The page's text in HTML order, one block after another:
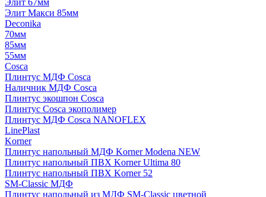
Элит 67мм
Элит Макси 85мм
Deconika
70мм
85мм
55мм
Cosca
Плинтус МДФ Cosca
Наличник МДФ Cosca
Плинтус экошпон Cosca
Плинтус Cosca экополимер
Плинтус МДФ Cosca NANOFLEX
LinePlast
Korner
Плинтус напольный МДФ Korner Modena NEW
Плинтус напольный ПВХ Korner Ultima 80
Плинтус напольный ПВХ Korner 52
SM-Classic МДФ
Плинтус напольный из МДФ SM-Classic цветной